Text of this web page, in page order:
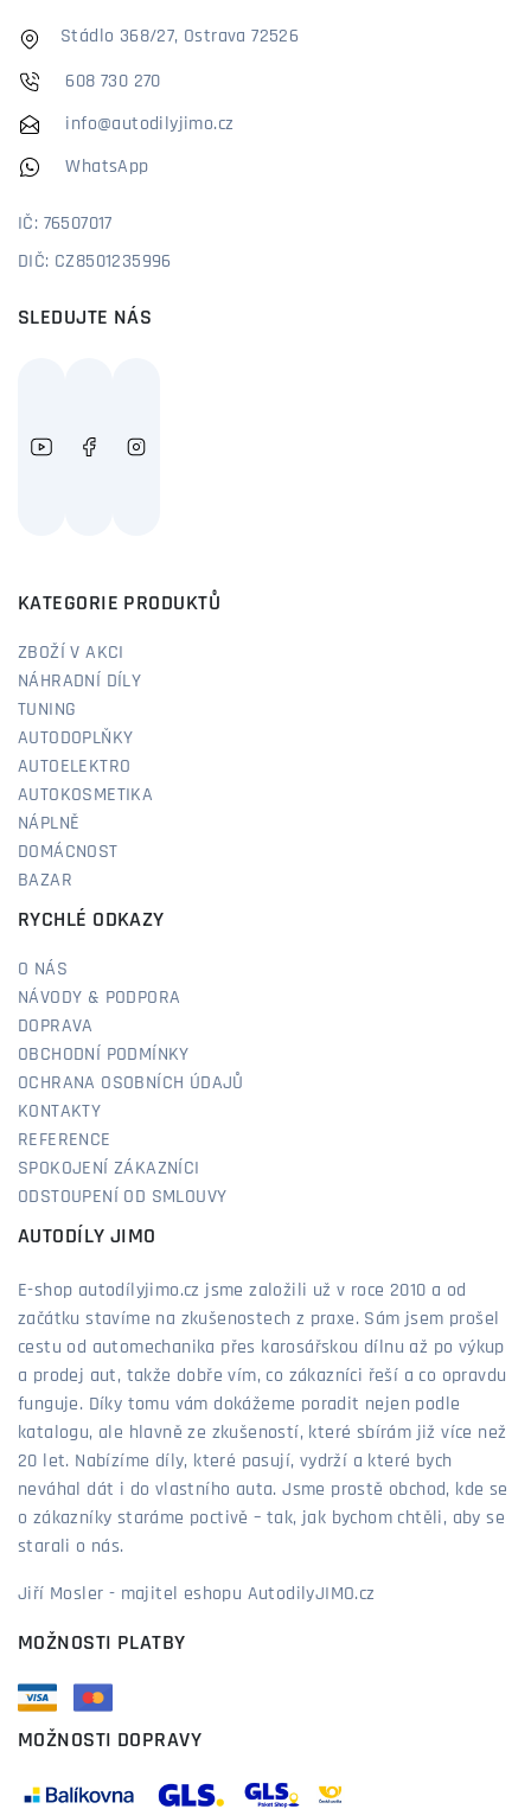
Stádlo 368/27, Ostrava 72526
608 730 270
info@autodilyjimo.cz
WhatsApp
IČ: 76507017
DIČ: CZ8501235996
SLEDUJTE NÁS
KATEGORIE PRODUKTŮ
ZBOŽÍ V AKCI
NÁHRADNÍ DÍLY
TUNING
AUTODOPLŇKY
AUTOELEKTRO
AUTOKOSMETIKA
NÁPLNĚ
DOMÁCNOST
BAZAR
RYCHLÉ ODKAZY
O NÁS
NÁVODY & PODPORA
DOPRAVA
OBCHODNÍ PODMÍNKY
OCHRANA OSOBNÍCH ÚDAJŮ
KONTAKTY
REFERENCE
SPOKOJENÍ ZÁKAZNÍCI
ODSTOUPENÍ OD SMLOUVY
AUTODÍLY JIMO
E-shop autodílyjimo.cz jsme založili už v roce 2010 a od
začátku stavíme na zkušenostech z praxe. Sám jsem prošel
cestu od automechanika přes karosářskou dílnu až po výkup
a prodej aut, takže dobře vím, co zákazníci řeší a co opravdu
funguje. Díky tomu vám dokážeme poradit nejen podle
katalogu, ale hlavně ze zkušeností, které sbírám již více než
20 let. Nabízíme díly, které pasují, vydrží a které bych
neváhal dát i do vlastního auta. Jsme prostě obchod, kde se
o zákazníky staráme poctivě – tak, jak bychom chtěli, aby se
starali o nás.
Jiří Mosler - majitel eshopu AutodilyJIMO.cz
MOŽNOSTI PLATBY
MOŽNOSTI DOPRAVY